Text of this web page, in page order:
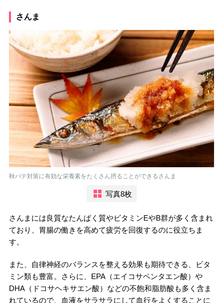
さんま
秋バテ対策に有効な栄養素をたくさん摂ることができるさんま
写真8枚
さんまには良質なたんぱく質やビタミンEやB群が多く含まれ
ており、胃腸の働きを高めて疲労を回復するのに役立ちま
す。
また、自律神経のバランスを整える効果も期待できる、ビタ
ミン類も豊富。さらに、EPA（エイコサペンタエン酸）や
DHA（ドコサヘキサエン酸）などの不飽和脂肪酸も多く含ま
れているので、血液をサラサラにして血行をよくすることに